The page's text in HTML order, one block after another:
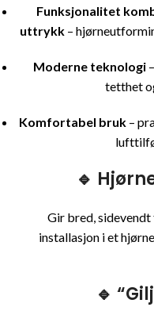
Funksjonalitet
uttrykk–
Moderne teknologi
tetthet
Komfortabel bruk–
🔹
Gir bred,
installasjon i et
🔹